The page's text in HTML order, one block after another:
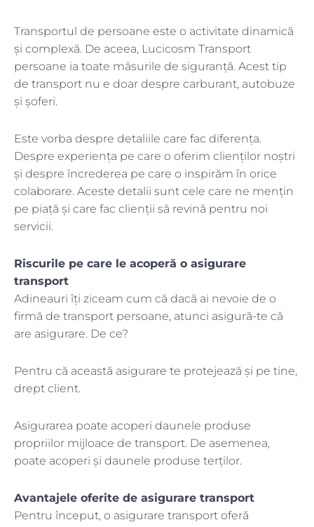
Transportul de persoane este o activitate dinamică
și complexă. De aceea, Lucicosm Transport
persoane ia toate măsurile de siguranță. Acest tip
de transport nu e doar despre carburant, autobuze
și șoferi.
Este vorba despre detaliile care fac diferența.
Despre experiența pe care o oferim clienților noștri
și despre încrederea pe care o inspirăm în orice
colaborare. Aceste detalii sunt cele care ne mențin
pe piață și care fac clienții să revină pentru noi
servicii.
Riscurile pe care le acoperă o asigurare
transport
Adineauri îți ziceam cum că dacă ai nevoie de o
firmă de transport persoane, atunci asigură-te că
are asigurare. De ce?
Pentru că această asigurare te protejează și pe tine,
drept client.
Asigurarea poate acoperi daunele produse
propriilor mijloace de transport. De asemenea,
poate acoperi și daunele produse terților.
Avantajele oferite de asigurare transport
Pentru început, o asigurare transport oferă